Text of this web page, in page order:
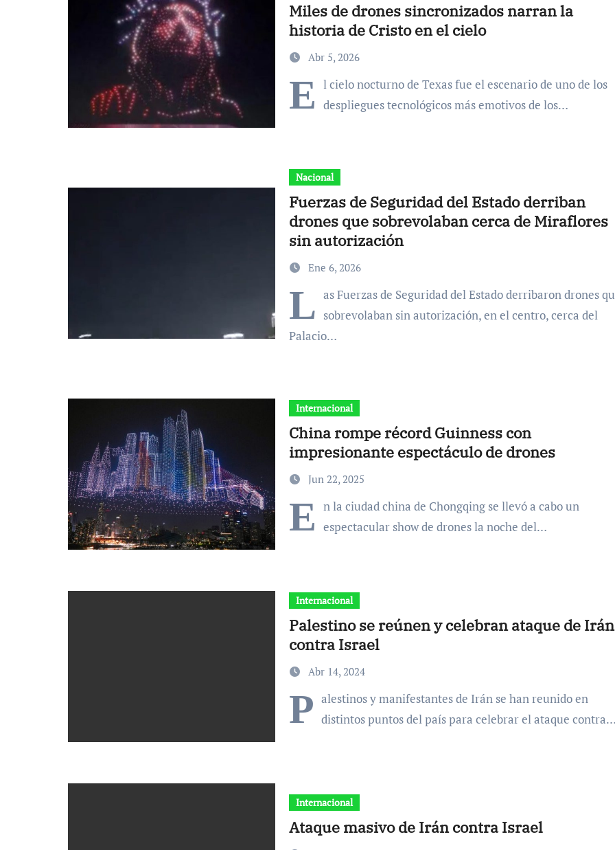
Miles de drones sincronizados narran la
historia de Cristo en el cielo
Abr 5, 2026
E l cielo nocturno de Texas fue el escenario de uno de los
despliegues tecnológicos más emotivos de los…
Nacional
Fuerzas de Seguridad del Estado derriban
drones que sobrevolaban cerca de Miraflores
sin autorización
Ene 6, 2026
L as Fuerzas de Seguridad del Estado derribaron drones
sobrevolaban sin autorización, en el centro, cerca del
Palacio…
Internacional
China rompe récord Guinness con
impresionante espectáculo de drones
Jun 22, 2025
E n la ciudad china de Chongqing se llevó a cabo un
espectacular show de drones la noche del…
Internacional
Palestino se reúnen y celebran ataque de Irán
contra Israel
Abr 14, 2024
P alestinos y manifestantes de Irán se han reunido en
distintos puntos del país para celebrar el ataque
Internacional
Ataque masivo de Irán contra Israel